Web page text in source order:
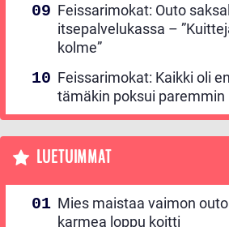
Feissarimokat: Outo
itsepalvelukassa –
kolme”
Feissarimokat: Kaikki oli
tämäkin poksui paremmin
LUETUIMMAT
Mies maistaa vaimon
karmea loppu koitti